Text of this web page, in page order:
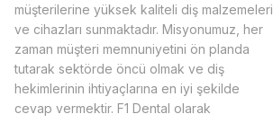
müşterilerine yüksek kaliteli diş malzemeleri
ve cihazları sunmaktadır. Misyonumuz, her
zaman müşteri memnuniyetini ön planda
tutarak sektörde öncü olmak ve diş
hekimlerinin ihtiyaçlarına en iyi şekilde
cevap vermektir. F1 Dental olarak